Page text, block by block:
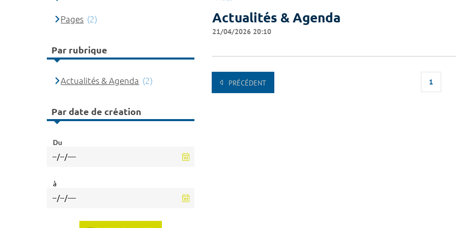
Actualités & Agenda
21/04/2026 20:10
PRÉCÉDENT 1
Pages (2)
Par rubrique
Actualités & Agenda (2)
Par date de création
Du
à